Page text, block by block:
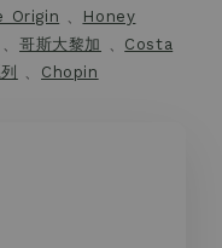
Origin 、
Honey
、哥斯大黎加 、 Costa
、 Chopin